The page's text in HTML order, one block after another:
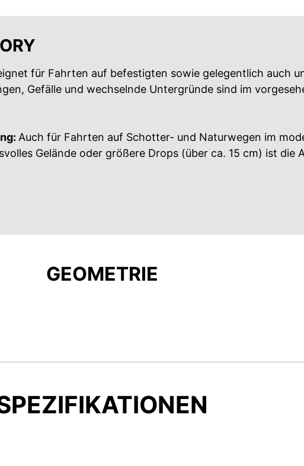
für Fahrten auf befestigten sowie gelegentlich auch
Gefälle und wechselnde Untergründe sind im
Auch für Fahrten auf Schotter- und Naturwegen im
Gelände oder größere Drops (über ca. 15 cm) ist die
GEOMETRIE